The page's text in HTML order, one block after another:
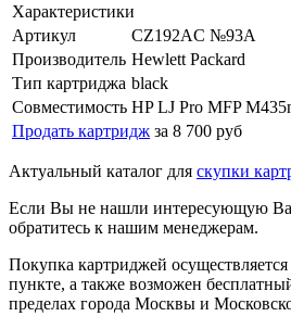
Характеристики
Артикул
CZ192AС №93A
Производитель Hewlett Packard
Тип картриджа black
Совместимость HP LJ Pro MFP
Продать картридж за 8 700 руб
Актуальный каталог для скупки
Если Вы не нашли интересующую
обратитесь к нашим менеджерам.
Покупка картриджей
пункте, а также возможен
пределах города Москвы и